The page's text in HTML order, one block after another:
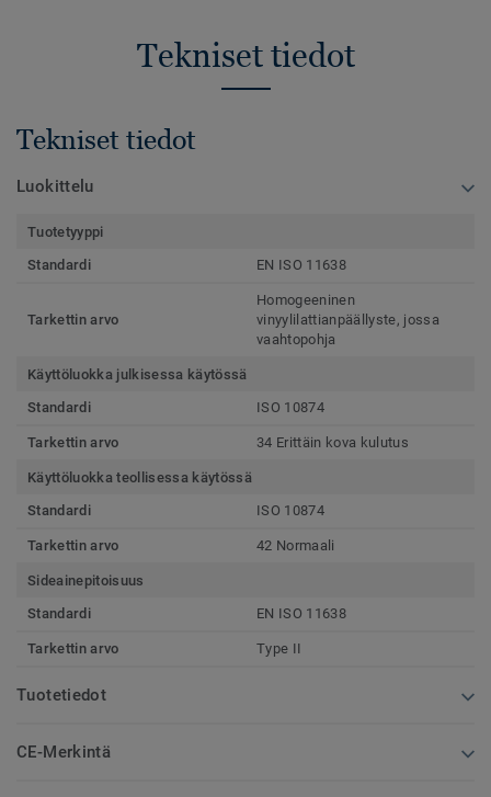
Tekniset tiedot
Tekniset tiedot
Luokittelu
Tuotetyyppi
Standardi
EN ISO 11638
Tarkettin arvo
Homogeeninen
vinyylilattianpäällyste, jossa
vaahtopohja
Käyttöluokka julkisessa käytössä
Standardi
ISO 10874
Tarkettin arvo 34 Erittäin kova kulutus
Käyttöluokka teollisessa käytössä
Standardi
ISO 10874
Tarkettin arvo 42 Normaali
Sideainepitoisuus
Standardi
EN ISO 11638
Tarkettin arvo Type II
Tuotetiedot
CE-Merkintä